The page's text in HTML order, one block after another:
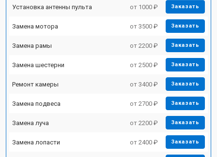
Установка антенны пульта от 1000 ₽ Заказать
Замена мотора от 3500 ₽ Заказать
Замена рамы от 2200 ₽ Заказать
Замена шестерни от 2500 ₽ Заказать
Ремонт камеры от 3400 ₽ Заказать
Замена подвеса от 2700 ₽ Заказать
Замена луча от 2200 ₽ Заказать
Замена лопасти от 2400 ₽ Заказать